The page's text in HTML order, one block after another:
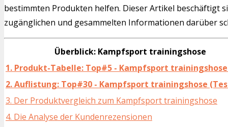
bestimmten Produkten helfen. Dieser Artikel beschäftigt
zugänglichen und gesammelten Informationen darüber
Überblick: Kampfsport trainingshose
1. Produkt-Tabelle: Top#5 - Kampfsport
2. Auflistung: Top#30 - Kampfsport trainingshose
3. Der Produktvergleich zum Kampfsport trainingshose
4. Die Analyse der Kundenrezensionen